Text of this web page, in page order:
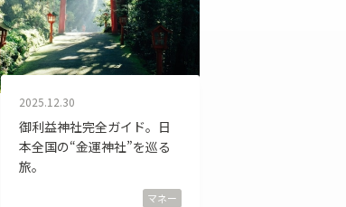
その他
2025.12.30
御利益神社完全ガイド。日
本全国の“金運神社”を巡る
旅。
マネー